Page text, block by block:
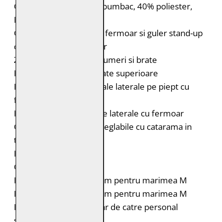
Captuseala: Corp: 60% bumbac, 40% poliester,
Maneci: 100% poliester
Geaca de piele biker cu fermoar si guler stand-up
cu catarama, in stil racer
Zone in doua tonuri pe umeri si brate
Patch-uri pe ambele brate superioare
Doua buzunare orizontale laterale pe piept cu
fermoar
Doua buzunare verticale laterale cu fermoar
Curele duble, laterale, reglabile cu catarama in
talie
Fermoar la maneci
Croiala: Regular Fit
Lungimea spatelui: 65 cm pentru marimea M
Lungimea manecii: 68 cm pentru marimea M
Intretinere: Spalare doar de catre personal